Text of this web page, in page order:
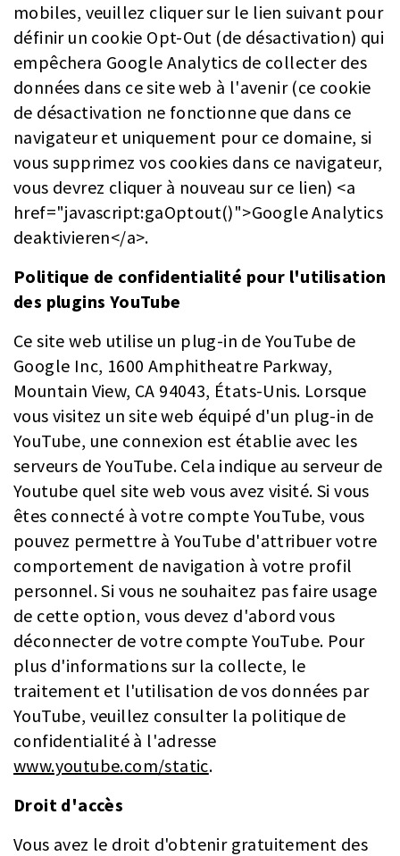
mobiles, veuillez cliquer sur le lien suivant pour
définir un cookie Opt-Out (de désactivation) qui
empêchera Google Analytics de collecter des
données dans ce site web à l'avenir (ce cookie
de désactivation ne fonctionne que dans ce
navigateur et uniquement pour ce domaine, si
vous supprimez vos cookies dans ce navigateur,
vous devrez cliquer à nouveau sur ce lien) <a
href="javascript:gaOptout()">Google Analytics
deaktivieren</a>.
Politique de confidentialité pour l'utilisation
des plugins YouTube
Ce site web utilise un plug-in de YouTube de
Google Inc, 1600 Amphitheatre Parkway,
Mountain View, CA 94043, États-Unis. Lorsque
vous visitez un site web équipé d'un plug-in de
YouTube, une connexion est établie avec les
serveurs de YouTube. Cela indique au serveur de
Youtube quel site web vous avez visité. Si vous
êtes connecté à votre compte YouTube, vous
pouvez permettre à YouTube d'attribuer votre
comportement de navigation à votre profil
personnel. Si vous ne souhaitez pas faire usage
de cette option, vous devez d'abord vous
déconnecter de votre compte YouTube. Pour
plus d'informations sur la collecte, le
traitement et l'utilisation de vos données par
YouTube, veuillez consulter la politique de
confidentialité à l'adresse
www.youtube.com/static.
Droit d'accès
Vous avez le droit d'obtenir gratuitement des